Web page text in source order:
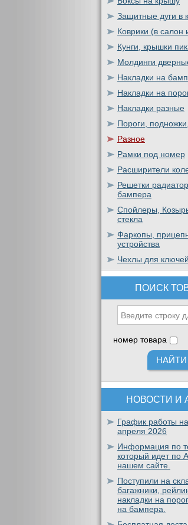
Защитные дуги в
Коврики (в салон
Кунги, крышки
Молдинги
Накладки на
Накладки на
Накладки разные
Пороги,
Разное
Рамки под номер
Расширители
Решетки
бампера
Спойлеры,
стекла
Фаркопы,
устройства
Чехлы для ключей
ПОИСК
номер товара
НОВОСТИ И
График работы
апреля 2026
Информация по
который идет по
нашем сайте.
Поступили на
багажники,
накладки на
на бампера.